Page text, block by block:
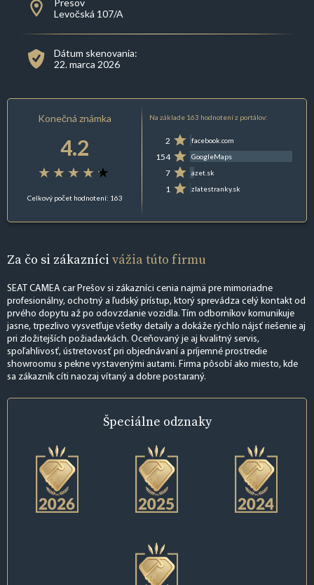
Presov
Levočská 107/A
Dátum skenovania:
22. marca 2026
Konečná známka
4.2
Celkový počet hodnotení: 163
Na základe 163 hodnotení z portálov:
2 facebook.com
154 GoogleMaps
7 azet.sk
1 zlatestranky.sk
Za čo si zákazníci vážia túto firmu
SEAT CAMEA car Prešov si zákazníci cenia najmä pre mimoriadne
profesionálny, ochotný a ľudský prístup, ktorý sprevádza celý kontakt od
prvého dopytu až po odovzdanie vozidla. Tím odborníkov komunikuje
jasne, trpezlivo vysvetľuje všetky detaily a dokáže rýchlo nájsť riešenie aj
pri zložitejších požiadavkách. Oceňovaný je aj kvalitný servis,
spoľahlivosť, ústretovosť pri objednávaní a príjemné prostredie
showroomu s pekne vystavenými autami. Firma pôsobí ako miesto, kde
sa zákazník cíti naozaj vítaný a dobre postaraný.
Špeciálne odznaky